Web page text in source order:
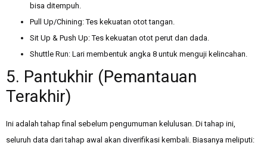
bisa ditempuh.
Pull Up/Chining: Tes kekuatan otot tangan.
Sit Up & Push Up: Tes kekuatan otot perut dan dada.
Shuttle Run: Lari membentuk angka 8 untuk menguji kelincahan.
5. Pantukhir (Pemantauan
Terakhir)
Ini adalah tahap final sebelum pengumuman kelulusan. Di tahap ini,
seluruh data dari tahap awal akan diverifikasi kembali. Biasanya meliputi: